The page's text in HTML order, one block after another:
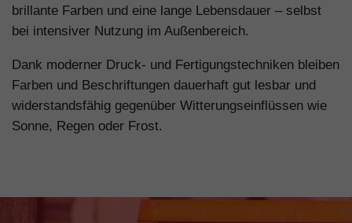
brillante Farben und eine lange Lebensdauer – selbst
bei intensiver Nutzung im Außenbereich.
Dank moderner Druck- und Fertigungstechniken bleiben
Farben und Beschriftungen dauerhaft gut lesbar und
widerstandsfähig gegenüber Witterungseinflüssen wie
Sonne, Regen oder Frost.